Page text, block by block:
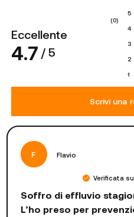
(0)
Eccellente
4.7 / 5
5
4
3
2
1
Scrivi una
F Flavio
Verificata
Soffro di effluvio
L’ho preso per